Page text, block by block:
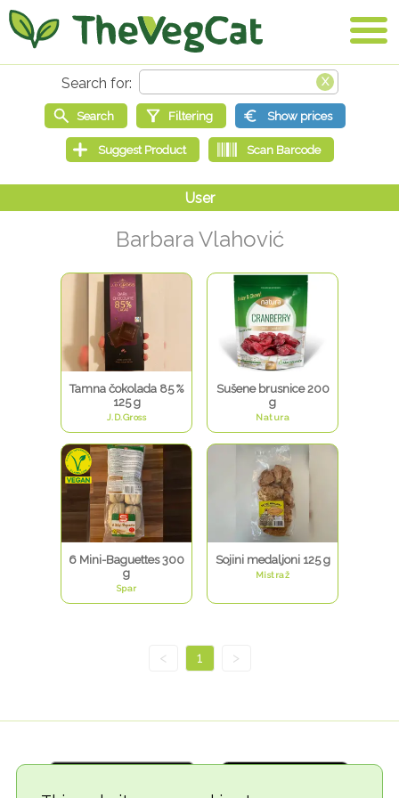
Barbara Vlahović
Tamna čokolada 85 %
125 g
J.D.Gross
Sušene brusnice 200
g
Natura
6 Mini-Baguettes 300
g
Spar
Sojini medaljoni 125 g
Mistraž
< 1 >